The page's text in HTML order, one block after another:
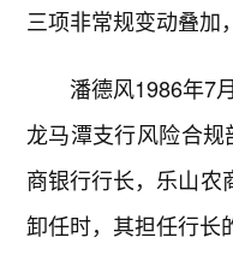
三项非常规变动叠加
潘德风1986年7
龙马潭支行风险合
商银行行长，乐山农
卸任时，其担任行长